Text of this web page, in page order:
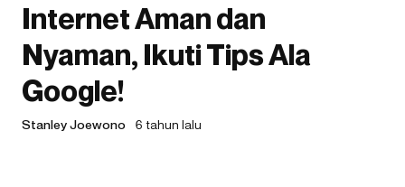
Internet Aman dan
Nyaman, Ikuti Tips Ala
Google!
Stanley Joewono 6 tahun lalu